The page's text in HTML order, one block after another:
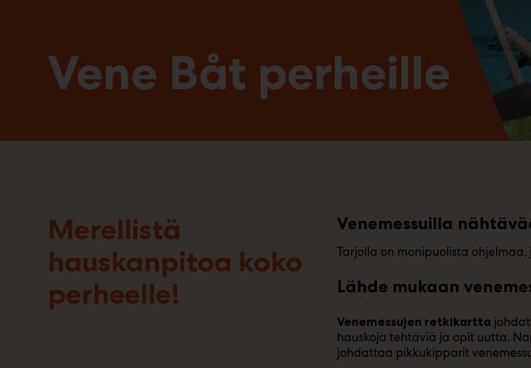
Vene Båt perheille
Merellistä
hauskanpitoa koko
perheelle!
Venemessuilla
Tarjolla on monipuolista
Lähde mukaan
Venemessujen retkikartta
hauskoja tehtäviä ja opit uutta.
johdattaa pikkukipparit